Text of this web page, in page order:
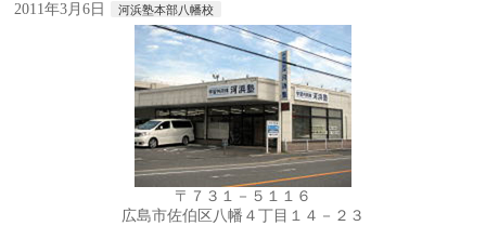
2011年3月6日 河浜塾本部八幡校
〒７３１－５１１６
広島市佐伯区八幡４丁目１４－２３